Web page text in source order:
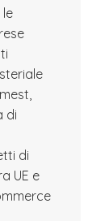
le
di
di
UE e